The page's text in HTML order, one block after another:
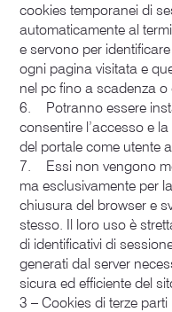
cookies temporanei di
automaticamente al
e servono per
ogni pagina visitata e
nel pc fino a scadenza o
6. Potranno essere
consentire l’accesso e
del portale come utente
7. Essi non vengono
ma esclusivamente per
chiusura del browser e
stesso. Il loro uso è
di identificativi di
generati dal server
sicura ed efficiente del
3 – Cookies di terze parti